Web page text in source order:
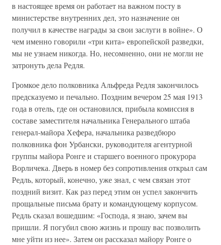
в настоящее время он работает на важном посту в
министерстве внутренних дел, это назначение он
получил в качестве награды за свои заслуги в войне». О
чем именно говорили «три кита» европейской разведки,
мы не узнаем никогда. Но, несомненно, они не могли не
затронуть дела Редля.
Громкое дело полковника Альфреда Редля закончилось
предсказуемо и печально. Поздним вечером 25 мая 1913
года в отель, где он остановился, прибыла комиссия в
составе заместителя начальника Генерального штаба
генерал-майора Хефера, начальника разведбюро
полковника фон Урбански, руководителя агентурной
группы майора Ронге и старшего военного прокурора
Ворличека. Дверь в номер без сопротивления открыл сам
Редль, который, конечно, уже знал, с чем связан этот
поздний визит. Как раз перед этим он успел закончить
прощальные письма брату и командующему корпусом.
Редль сказал вошедшим: «Господа, я знаю, зачем вы
пришли. Я погубил свою жизнь и прошу вас позволить
мне уйти из нее». Затем он рассказал майору Ронге о